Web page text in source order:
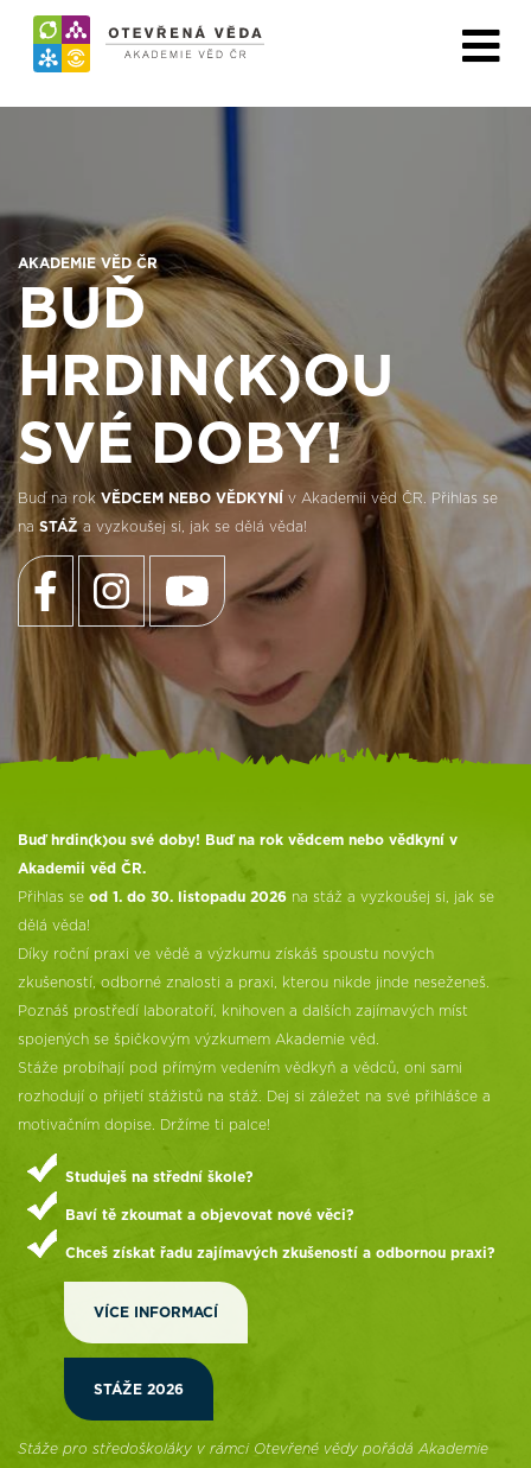
AKADEMIE VĚD ČR
BUĎ
HRDIN(K)OU
SVÉ DOBY!
Buď na rok VĚDCEM NEBO VĚDKYNÍ
v Akademii věd ČR. Přihlas se
na STÁŽa vyzkoušej si, jak se dělá věda!
Buď hrdin(k)ou své doby! Buď na rok vědcem nebo vědkyní v
Akademii věd ČR.
Přihlas se od 1. do 30. listopadu 2026 na stáž a vyzkoušej si, jak se
dělá věda!
Díky roční praxi ve vědě a výzkumu získáš spoustu nových
zkušeností, odborné znalosti a praxi, kterou nikde jinde neseženeš.
Poznáš prostředí laboratoří, knihoven a dalších zajímavých míst
spojených se špičkovým výzkumem Akademie věd.
Stáže probíhají pod přímým vedením vědkyň a vědců, oni sami
rozhodují o přijetí stážistů na stáž. Dej si záležet na své přihlášce a
motivačním dopise. Držíme ti palce!
Studuješ na střední škole?
Baví tě zkoumat a objevovat nové věci?
Chceš získat řadu zajímavých zkušeností a odbornou praxi?
VÍCE INFORMACÍ
STÁŽE 2026
Stáže pro středoškoláky v rámci Otevřené vědy pořádá Akademie